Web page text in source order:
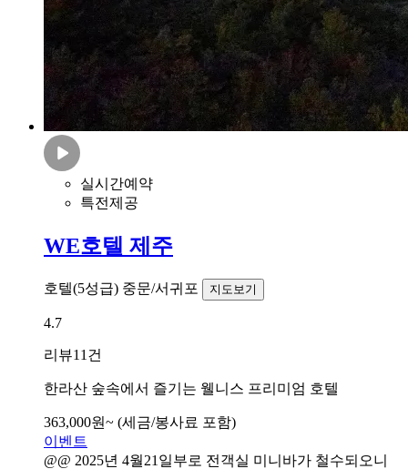
실시간예약
특전제공
WE호텔 제주
호텔(5성급) 중문/서귀포 지도보기
4.7
리뷰11건
한라산 숲속에서 즐기는 웰니스 프리미엄 호텔
363,000원~ (세금/봉사료 포함)
이벤트
@@ 2025년 4월21일부로 전객실 미니바가 철수되오니